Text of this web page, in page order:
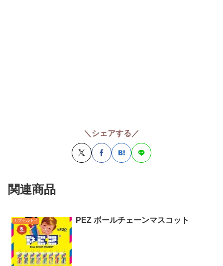
＼シェアする／
関連商品
カプセルトイ PEZ ボールチェーンマスコット